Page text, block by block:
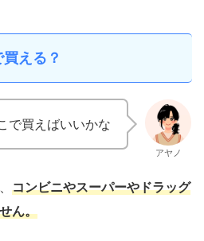
える？
で買えばいいかな
アヤノ
コンビニやスーパーやドラッグ
ん。